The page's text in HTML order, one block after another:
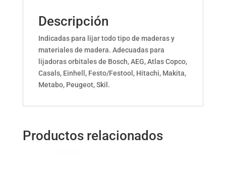
Descripción
Indicadas para lijar todo tipo de maderas y
materiales de madera. Adecuadas para
lijadoras orbitales de Bosch, AEG, Atlas Copco,
Casals, Einhell, Festo/Festool, Hitachi, Makita,
Metabo, Peugeot, Skil.
Productos relacionados